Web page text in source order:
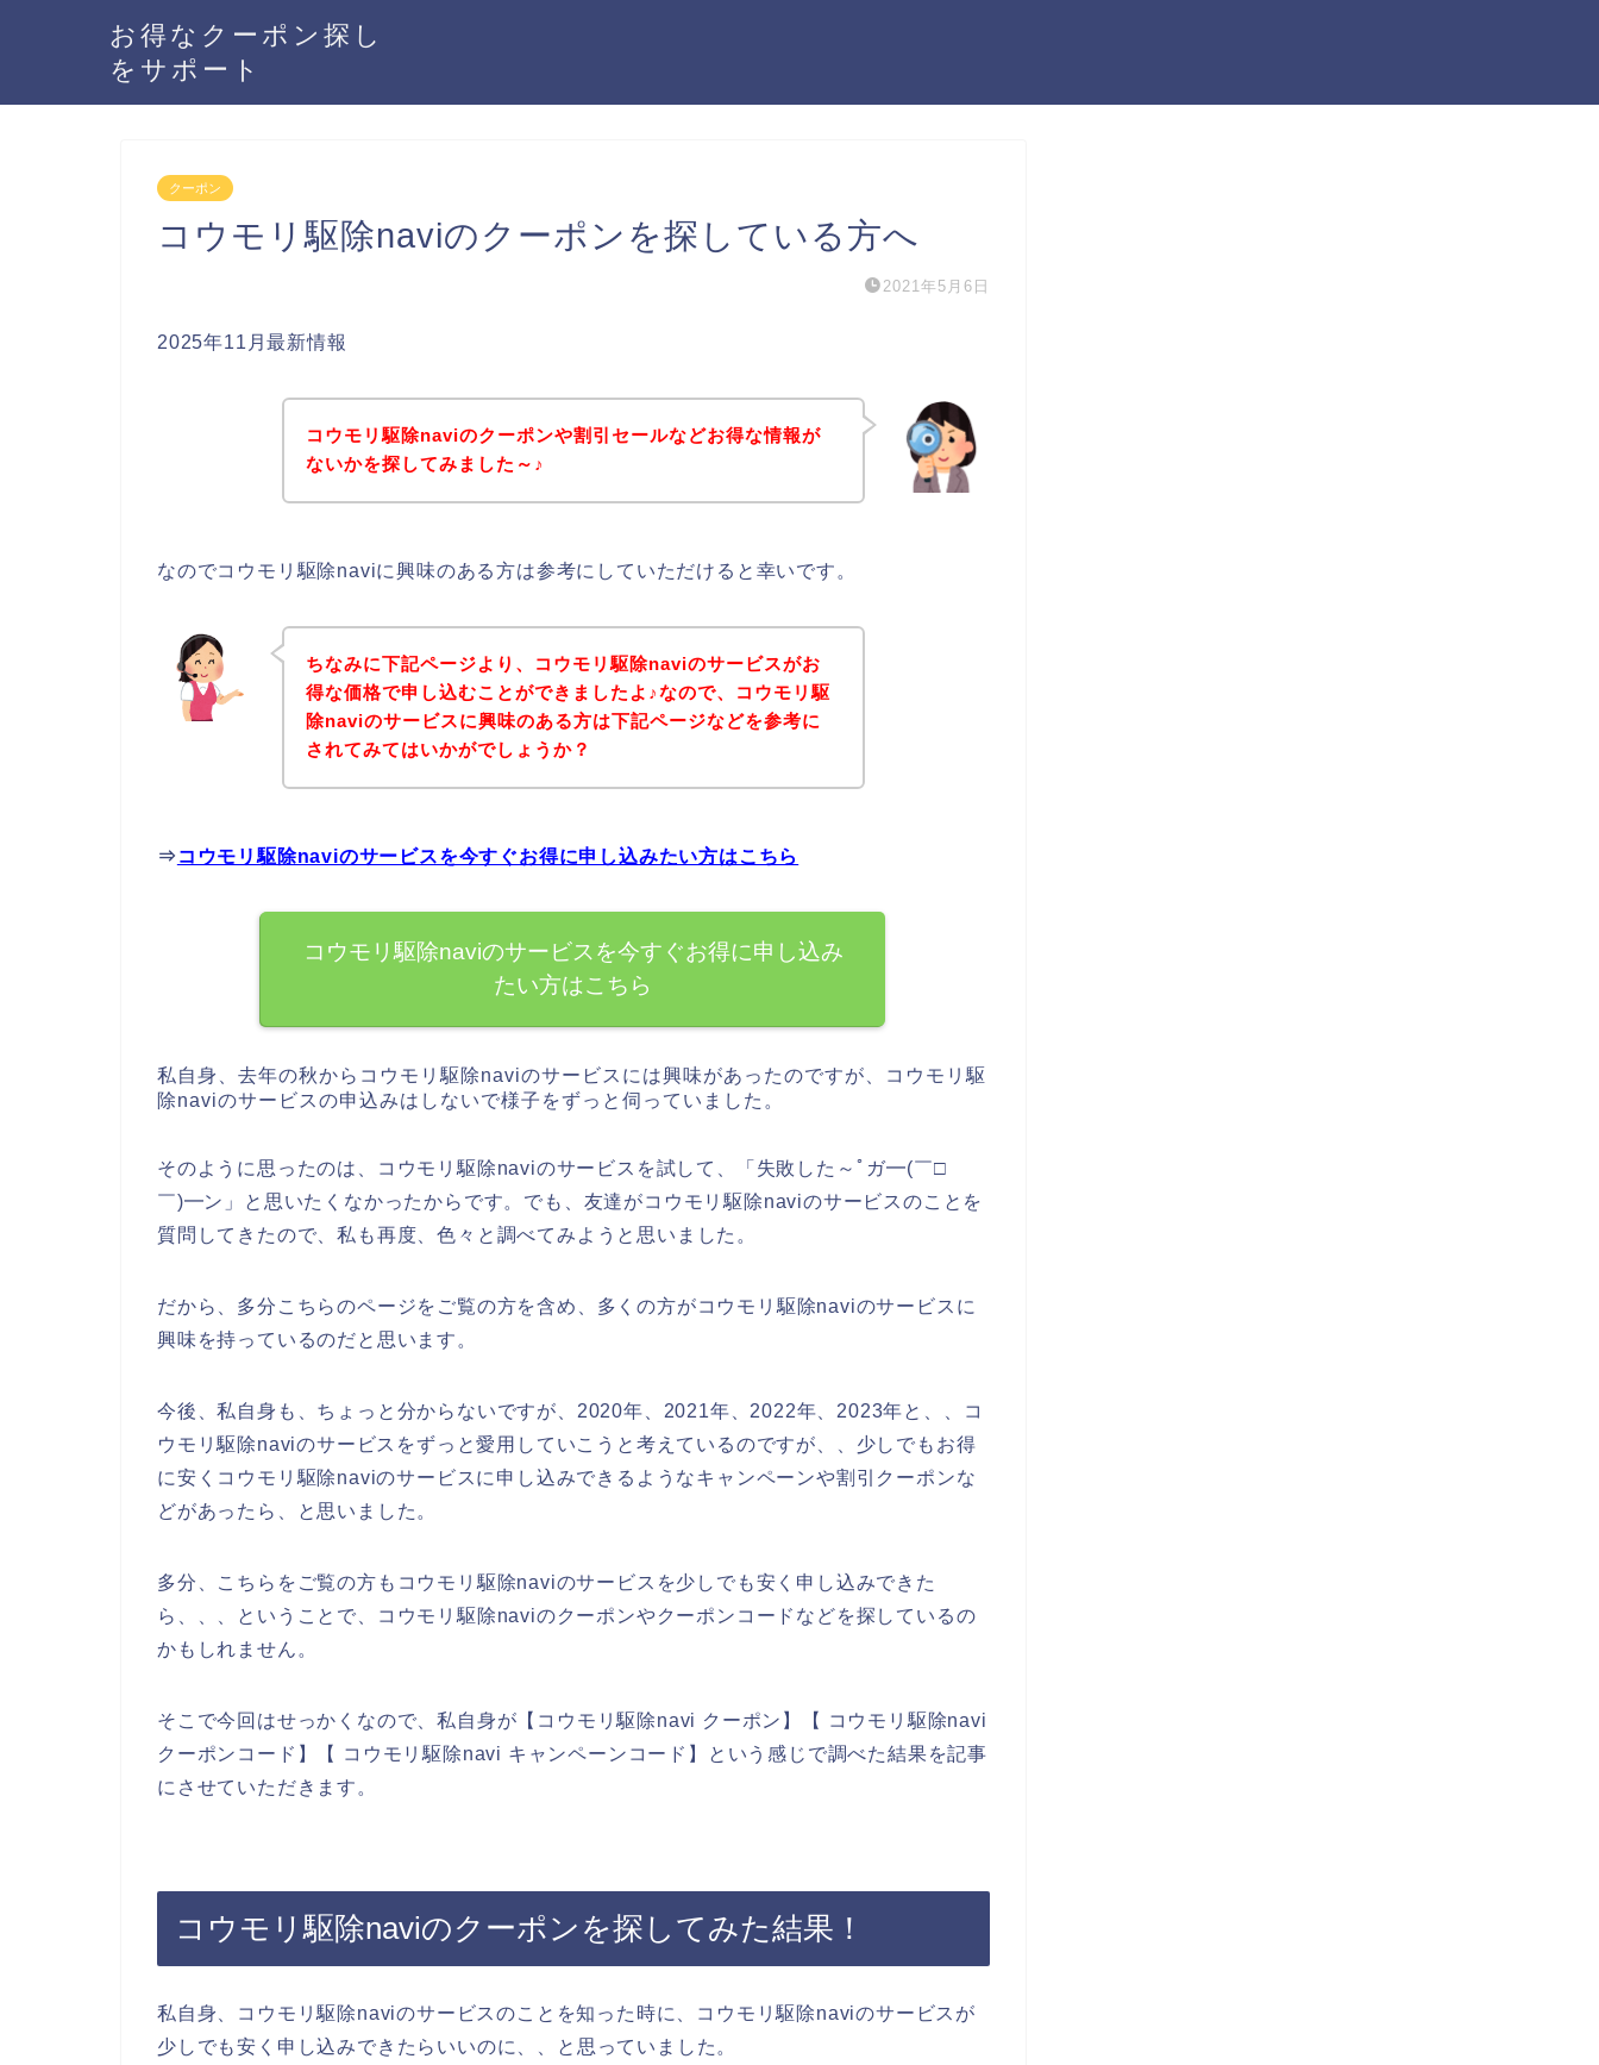
お得なクーポン探し
をサポート
クーポン
コウモリ駆除naviのクーポンを探している方へ
2021年5月6日
2025年11月最新情報
コウモリ駆除naviのクーポンや割引セールなどお得な情報が
ないかを探してみました～♪
なのでコウモリ駆除naviに興味のある方は参考にしていただけると幸いです。
ちなみに下記ページより、コウモリ駆除naviのサービスがお
得な価格で申し込むことができましたよ♪なので、コウモリ駆
除naviのサービスに興味のある方は下記ページなどを参考に
されてみてはいかがでしょうか？
⇒ コウモリ駆除naviのサービスを今すぐお得に申し込みたい方はこちら
コウモリ駆除naviのサービスを今すぐお得に申し込み
たい方はこちら
私自身、去年の秋からコウモリ駆除naviのサービスには興味があったのですが、コウモリ駆
除naviのサービスの申込みはしないで様子をずっと伺っていました。
そのように思ったのは、コウモリ駆除naviのサービスを試して、「失敗した～ﾟガ━(￣□
￣)━ン」と思いたくなかったからです。でも、友達がコウモリ駆除naviのサービスのことを
質問してきたので、私も再度、色々と調べてみようと思いました。
だから、多分こちらのページをご覧の方を含め、多くの方がコウモリ駆除naviのサービスに
興味を持っているのだと思います。
今後、私自身も、ちょっと分からないですが、2020年、2021年、2022年、2023年と、、コ
ウモリ駆除naviのサービスをずっと愛用していこうと考えているのですが、、少しでもお得
に安くコウモリ駆除naviのサービスに申し込みできるようなキャンペーンや割引クーポンな
どがあったら、と思いました。
多分、こちらをご覧の方もコウモリ駆除naviのサービスを少しでも安く申し込みできた
ら、、、ということで、コウモリ駆除naviのクーポンやクーポンコードなどを探しているの
かもしれません。
そこで今回はせっかくなので、私自身が【コウモリ駆除navi クーポン】【 コウモリ駆除navi
クーポンコード】【 コウモリ駆除navi キャンペーンコード】という感じで調べた結果を記事
にさせていただきます。
コウモリ駆除naviのクーポンを探してみた結果！
私自身、コウモリ駆除naviのサービスのことを知った時に、コウモリ駆除naviのサービスが
少しでも安く申し込みできたらいいのに、、と思っていました。